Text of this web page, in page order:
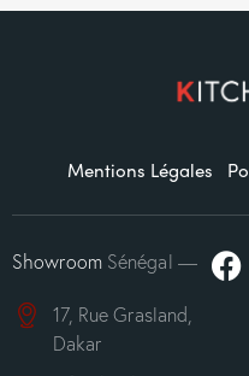
Mentions Légales
ShowroomSénégal —
17, Rue Grasland,
Dakar